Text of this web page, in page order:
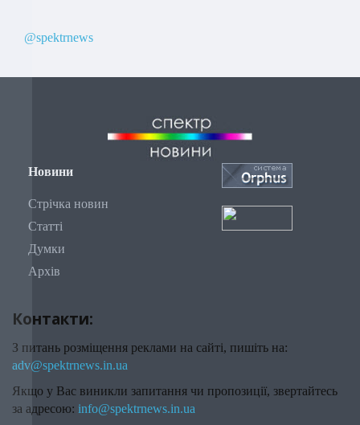
@spektrnews
Новини
Стрічка новин
Статті
Думки
Архів
Контакти:
З питань розміщення реклами на сайті, пишіть на:
adv@spektrnews.in.ua
Якщо у Вас виникли запитання чи пропозиції, звертайтесь
за адресою: info@spektrnews.in.ua